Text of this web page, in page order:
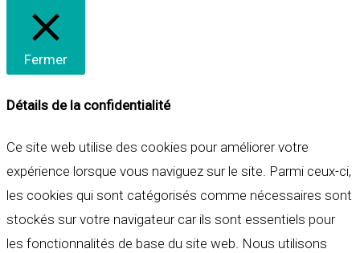
Fermer
Détails de la confidentialité
Ce site web utilise des cookies pour améliorer votre
expérience lorsque vous naviguez sur le site. Parmi ceux-ci,
les cookies qui sont catégorisés comme nécessaires sont
stockés sur votre navigateur car ils sont essentiels pour
les fonctionnalités de base du site web. Nous utilisons